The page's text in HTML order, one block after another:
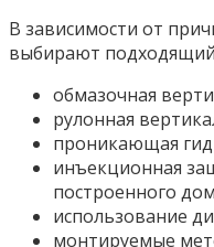
В зависимости от
выбирают
обмазочная
рулонная
проникающая
инъекционная
построенного
использование
монтируемые